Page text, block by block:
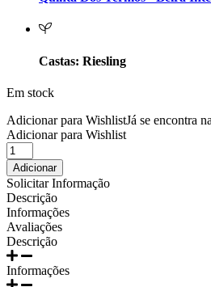
Prats e Symington
Quinta da Curia -
Quinta das Bágeiras
Castas: Riesling
Em stock
Adicionar para WishlistJá se encontra
Adicionar para Wishlist
Quantidade
de
Vinho
Branco
DOC
Riesling
Quinta
dos
Termos
750ml
Adicionar
Solicitar Informação
Descrição
Informações
Avaliações
Descrição
Informações